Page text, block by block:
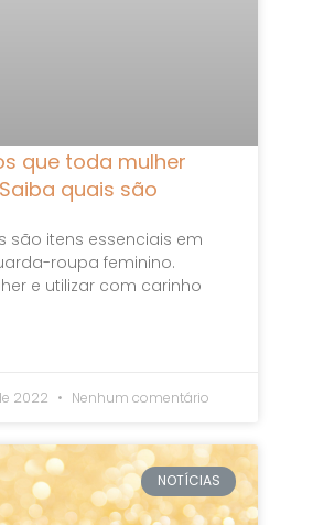
que toda mulher
quais são
são itens essenciais em
roupa feminino.
e utilizar com carinho
2022 Nenhum comentário
NOTÍCIAS